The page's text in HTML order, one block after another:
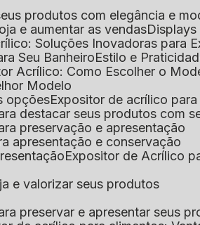
produtos com elegância e
e aumentar as vendas
Soluções Inovadoras para
Seu Banheiro
Estilo e
Acrílico: Como Escolher o
Modelo
opções Expositor de acrílico
destacar seus produtos com
preservação e apresentação
apresentação e conservação
Expositor de Acrílico
e valorizar seus produtos
preservar e apresentar seus